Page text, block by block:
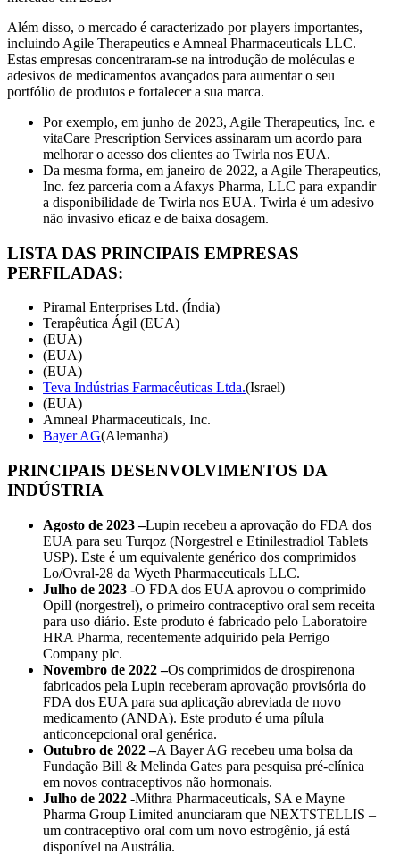
Além disso, o mercado é caracterizado por players importantes,
incluindo Agile Therapeutics e Amneal Pharmaceuticals LLC.
Estas empresas concentraram-se na introdução de moléculas e
adesivos de medicamentos avançados para aumentar o seu
portfólio de produtos e fortalecer a sua marca.
Por exemplo, em junho de 2023, Agile Therapeutics, Inc. e
vitaCare Prescription Services assinaram um acordo para
melhorar o acesso dos clientes ao Twirla nos EUA.
Da mesma forma, em janeiro de 2022, a Agile Therapeutics,
Inc. fez parceria com a Afaxys Pharma, LLC para expandir
a disponibilidade de Twirla nos EUA. Twirla é um adesivo
não invasivo eficaz e de baixa dosagem.
LISTA DAS PRINCIPAIS EMPRESAS
PERFILADAS:
Piramal Enterprises Ltd. (Índia)
Terapêutica Ágil (EUA)
(EUA)
(EUA)
(EUA)
Teva Indústrias Farmacêuticas Ltda.(Israel)
(EUA)
Amneal Pharmaceuticals, Inc.
Bayer AG(Alemanha)
PRINCIPAIS DESENVOLVIMENTOS DA
INDÚSTRIA
Agosto de 2023 –Lupin recebeu a aprovação do FDA dos
EUA para seu Turqoz (Norgestrel e Etinilestradiol Tablets
USP). Este é um equivalente genérico dos comprimidos
Lo/Ovral-28 da Wyeth Pharmaceuticals LLC.
Julho de 2023 -O FDA dos EUA aprovou o comprimido
Opill (norgestrel), o primeiro contraceptivo oral sem receita
para uso diário. Este produto é fabricado pelo Laboratoire
HRA Pharma, recentemente adquirido pela Perrigo
Company plc.
Novembro de 2022 –Os comprimidos de drospirenona
fabricados pela Lupin receberam aprovação provisória do
FDA dos EUA para sua aplicação abreviada de novo
medicamento (ANDA). Este produto é uma pílula
anticoncepcional oral genérica.
Outubro de 2022 –A Bayer AG recebeu uma bolsa da
Fundação Bill & Melinda Gates para pesquisa pré-clínica
em novos contraceptivos não hormonais.
Julho de 2022 -Mithra Pharmaceuticals, SA e Mayne
Pharma Group Limited anunciaram que NEXTSTELLIS –
um contraceptivo oral com um novo estrogênio, já está
disponível na Austrália.